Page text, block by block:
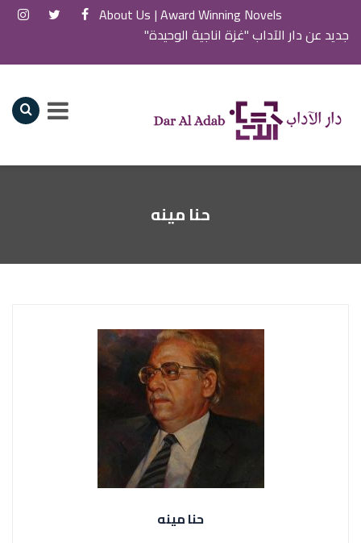
Award Winning Novels |
About Us
جديد عن دار الآداب "غيبة مي"
حنا مينه
حنا مينه